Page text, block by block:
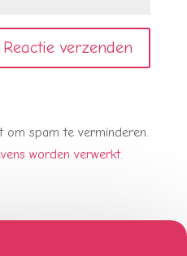
om spam te verminderen.
worden verwerkt.